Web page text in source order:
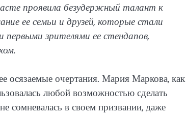
проявила безудержный талант к
ее семьи и друзей, которые стали
зрителями ее стендапов,
осязаемые очертания. Мария Маркова, как
любой возможностью сделать
сомневалась в своем призвании, даже